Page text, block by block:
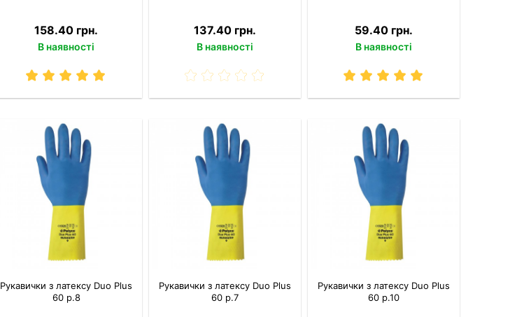
158.40 грн.
В наявності
137.40 грн.
В наявності
59.40 грн.
В наявності
Рукавички з латексу Duo Plus
60 р.8
Рукавички з латексу Duo Plus
60 р.7
Рукавички з латексу Duo Plus
60 р.10